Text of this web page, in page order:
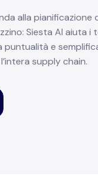
alla pianificazione
Siesta AI aiuta i
puntualità e
supply chain.